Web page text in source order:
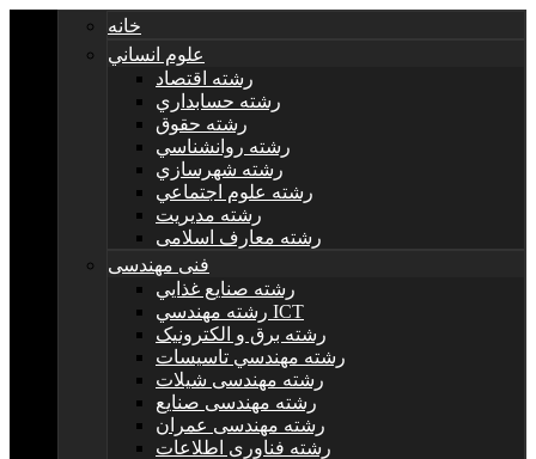
خانه
علوم انساني
رشته اقتصاد
رشته حسابداري
رشته حقوق
رشته روانشناسي
رشته شهرسازي
رشته علوم اجتماعي
رشته مديريت
رشته معارف اسلامی
فنی مهندسی
رشته صنايع غذايي
رشته مهندسي ICT
رشته برق و الکترونيک
رشته مهندسي تاسيسات
رشته مهندسی شیلات
رشته مهندسی صنایع
رشته مهندسی عمران
رشته فناوری اطلاعات